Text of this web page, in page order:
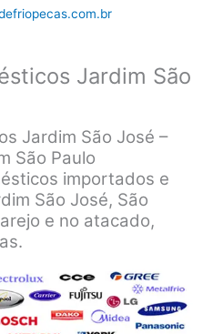
Jardim São
Jardim São José –
São Paulo
importados e
São José, São
e no atacado,